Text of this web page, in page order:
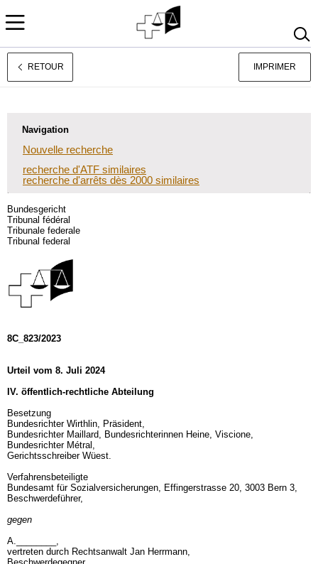
Deutsch
RETOUR IMPRIMER
Navigation
Nouvelle recherche
recherche d'ATF similaires
recherche d'arrêts dès 2000 similaires
Bundesgericht
Tribunal fédéral
Tribunale federale
Tribunal federal
8C_823/2023
Urteil vom 8. Juli 2024
IV. öffentlich-rechtliche Abteilung
Besetzung
Bundesrichter Wirthlin, Präsident,
Bundesrichter Maillard, Bundesrichterinnen Heine, Viscione,
Bundesrichter Métral,
Gerichtsschreiber Wüest.
Verfahrensbeteiligte
Bundesamt für Sozialversicherungen, Effingerstrasse 20, 3003 Bern 3,
Beschwerdeführer,
gegen
A.________,
vertreten durch Rechtsanwalt Jan Herrmann,